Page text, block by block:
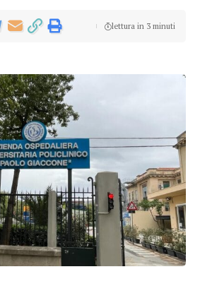
lettura in 3 minuti